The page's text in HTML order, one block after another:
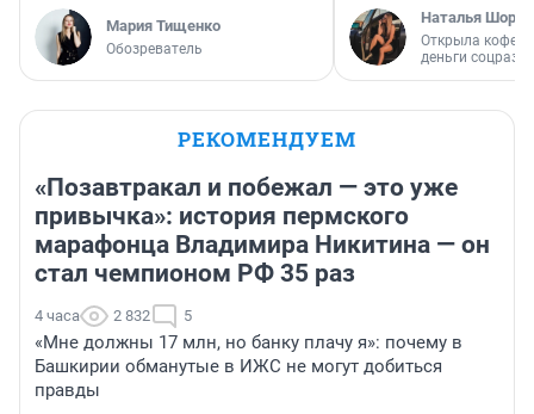
Мария Тищенко
Обозреватель
Наталья
Открыла
деньги
РЕКОМЕНДУЕМ
«Позавтракал и побежал — это уже
привычка»: история пермского
марафонца Владимира Никитина — он
стал чемпионом РФ 35 раз
4 часа 2 832 5
«Мне должны 17 млн, но банку плачу я»: почему в
Башкирии обманутые в ИЖС не могут добиться
правды